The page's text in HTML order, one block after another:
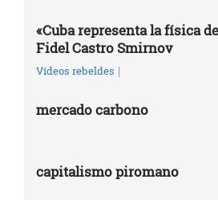
«Cuba representa la física
Fidel Castro Smirnov
Vídeos rebeldes |
mercado carbono
capitalismo piromano